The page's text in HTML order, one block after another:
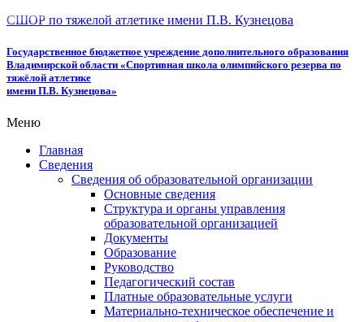
СШОР по тяжелой атлетике имени П.В. Кузнецова
Государственное бюджетное учреждение дополнительного образования
Владимирской области «Спортивная школа олимпийского резерва по
тяжёлой атлетике
имени П.В. Кузнецова»
Меню
Главная
Сведения
Сведения об образовательной организации
Основные сведения
Структура и органы управления
образовательной организацией
Документы
Образование
Руководство
Педагогический состав
Платные образовательные услуги
Материально-техническое обеспечение и